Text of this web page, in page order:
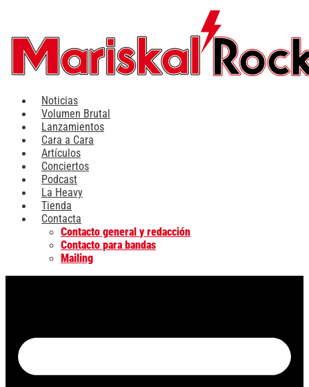
contenido
Noticias
Volumen Brutal
Lanzamientos
Cara a Cara
Artículos
Conciertos
Podcast
La Heavy
Tienda
Contacta
Contacto general y redacción
Contacto para bandas
Mailing